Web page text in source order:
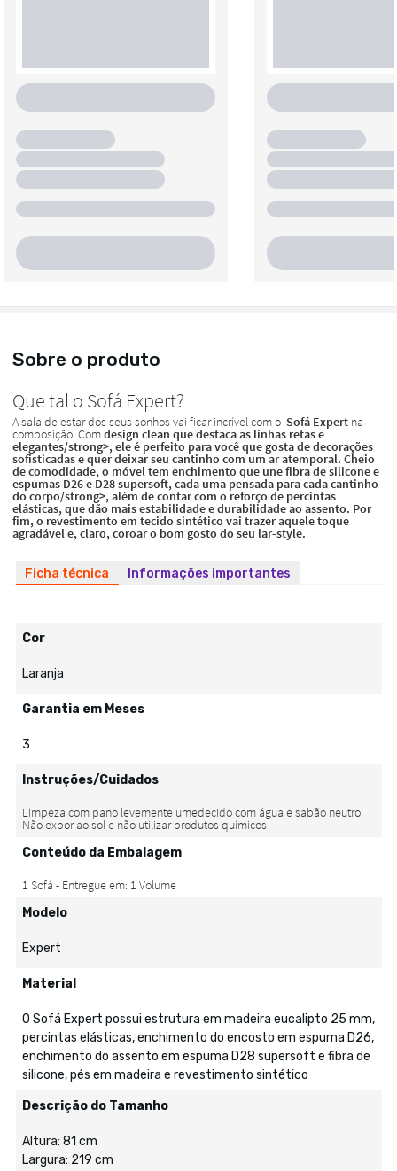
Sobre o produto
Ficha técnica Informações importantes
Cor
Laranja
Garantia em Meses
3
Instruções/Cuidados
Conteúdo da Embalagem
Modelo
Expert
Material
O Sofá Expert possui estrutura em madeira eucalipto 25 mm,
percintas elásticas, enchimento do encosto em espuma D26,
enchimento do assento em espuma D28 supersoft e fibra de
silicone, pés em madeira e revestimento sintético
Descrição do Tamanho
Altura: 81 cm
Largura: 219 cm